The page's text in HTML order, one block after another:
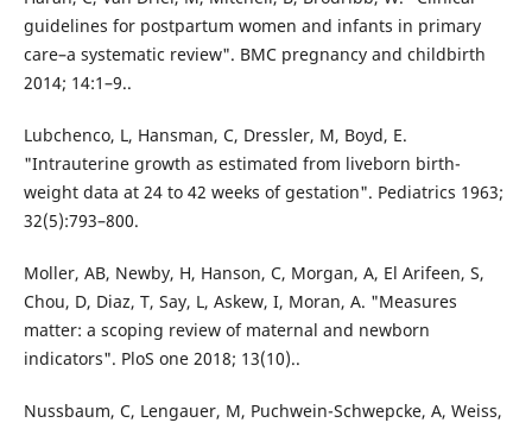
guidelines for postpartum women and infants in primary
care–a systematic review". BMC pregnancy and childbirth
2014; 14:1–9..
Lubchenco, L, Hansman, C, Dressler, M, Boyd, E.
"Intrauterine growth as estimated from liveborn birth-
weight data at 24 to 42 weeks of gestation". Pediatrics 1963;
32(5):793–800.
Moller, AB, Newby, H, Hanson, C, Morgan, A, El Arifeen, S,
Chou, D, Diaz, T, Say, L, Askew, I, Moran, A. "Measures
matter: a scoping review of maternal and newborn
indicators". PloS one 2018; 13(10)..
Nussbaum, C, Lengauer, M, Puchwein-Schwepcke, A, Weiss,